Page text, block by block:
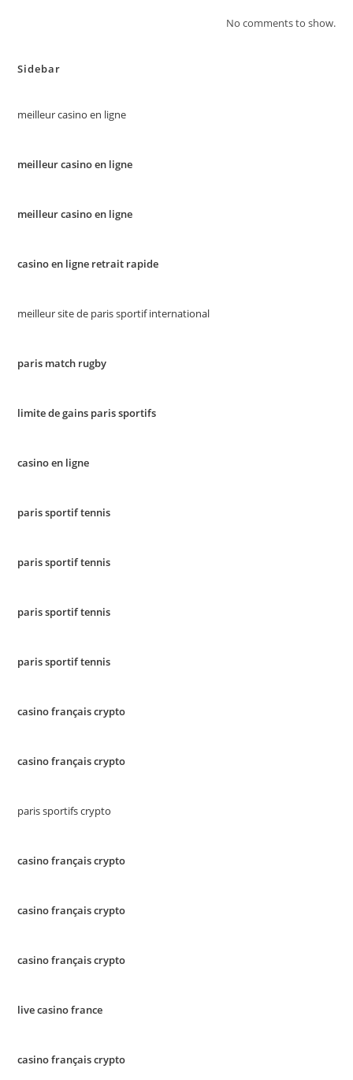
No comments to show.
Sidebar
meilleur casino en ligne
meilleur casino en ligne
meilleur casino en ligne
casino en ligne retrait rapide
meilleur site de paris sportif international
paris match rugby
limite de gains paris sportifs
casino en ligne
paris sportif tennis
paris sportif tennis
paris sportif tennis
paris sportif tennis
casino français crypto
casino français crypto
paris sportifs crypto
casino français crypto
casino français crypto
casino français crypto
live casino france
casino français crypto